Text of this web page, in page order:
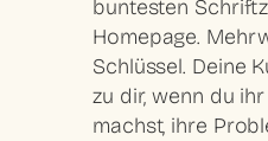
buntesten
Homepage.
Schlüssel. Deine
zu dir, wenn du ihr
machst, ihre